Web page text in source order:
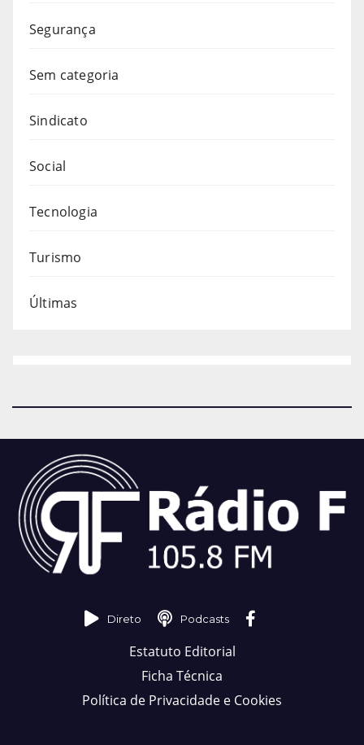
Segurança
Sem categoria
Sindicato
Social
Tecnologia
Turismo
Últimas
Direto Podcasts
Estatuto Editorial
Ficha Técnica
Política de Privacidade e Cookies